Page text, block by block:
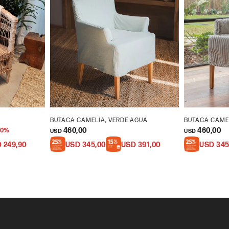
249,90
BUTACA CAMELIA, VERDE AGUA
USD 460,00
USD 345,00 USD 391,00
BUTACA
USD 460,00
USD